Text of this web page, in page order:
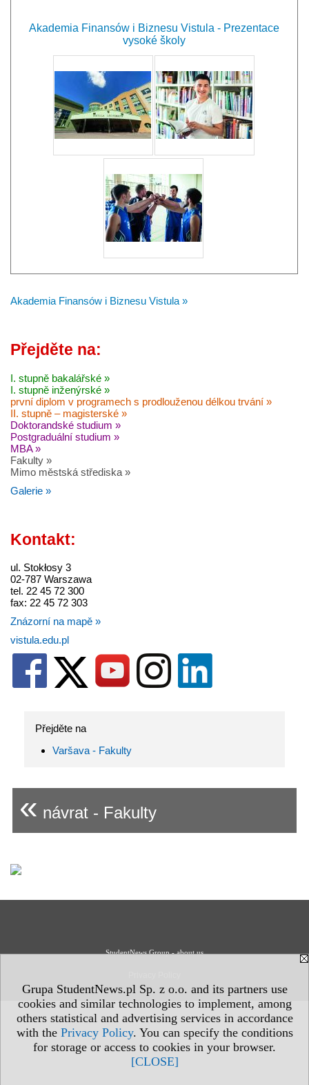
Grupa StudentNews.pl Sp. z o.o. and its partners use
cookies and similar technologies to implement, among
others statistical and advertising services in accordance
with the Privacy Policy. You can specify the conditions
for storage or access to cookies in your browser.
[CLOSE]
Akademia Finansów i Biznesu Vistula - Prezentace
vysoké školy
Akademia Finansów i Biznesu Vistula »
Přejděte na:
I. stupně bakalářské »
I. stupně inženýrské »
první diplom v programech s prodlouženou délkou trvání »
II. stupně – magisterské »
Doktorandské studium »
Postgraduální studium »
MBA »
Fakulty »
Mimo městská střediska »
Galerie »
Kontakt:
ul. Stokłosy 3
02-787 Warszawa
tel. 22 45 72 300
fax: 22 45 72 303
Znázorní na mapě »
vistula.edu.pl
Přejděte na
Varšava - Fakulty
« návrat - Fakulty
StudentNews Group - about us